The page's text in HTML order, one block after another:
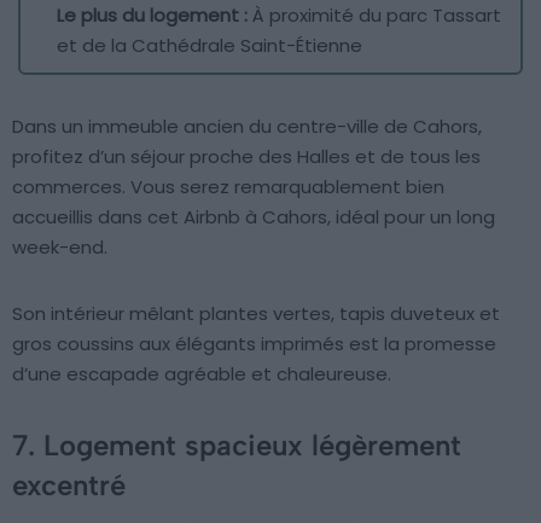
Le plus du logement :À proximité du parc Tassart
et de la Cathédrale Saint-Étienne
Dans un immeuble ancien du centre-ville de Cahors,
profitez d’un séjour proche des Halles et de tous les
commerces. Vous serez remarquablement bien
accueillis dans cet Airbnb à Cahors, idéal pour un long
week-end.
Son intérieur mêlant plantes vertes, tapis duveteux et
gros coussins aux élégants imprimés est la promesse
d’une escapade agréable et chaleureuse.
7. Logement spacieux légèrement
excentré